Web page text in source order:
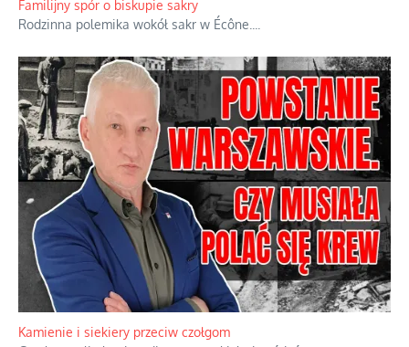
powstania nie zrobili, jest...
Familijny spór o biskupie sakry
Rodzinna polemika wokół sakr w Écône.